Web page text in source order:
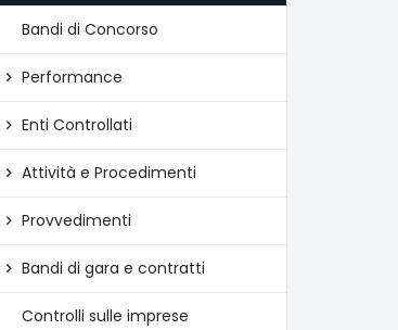
Bandi di Concorso
Performance
Enti Controllati
Attività e Procedimenti
Provvedimenti
Bandi di gara e contratti
Controlli sulle imprese